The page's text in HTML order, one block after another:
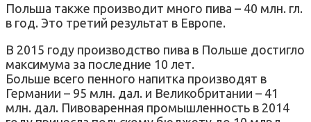
Польша также производит много пива – 40 млн. гл.
в год. Это третий результат в Европе.
В 2015 году производство пива в Польше достигло
максимума за последние 10 лет.
Больше всего пенного напитка производят в
Германии – 95 млн. дал. и Великобритании – 41
млн. дал. Пивоваренная промышленность в 2014